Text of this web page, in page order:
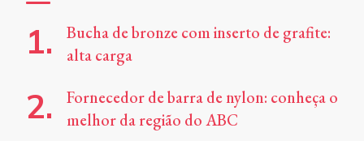
Bucha de bronze com inserto de grafite:
alta carga
Fornecedor de barra de nylon: conheça o
melhor da região do ABC